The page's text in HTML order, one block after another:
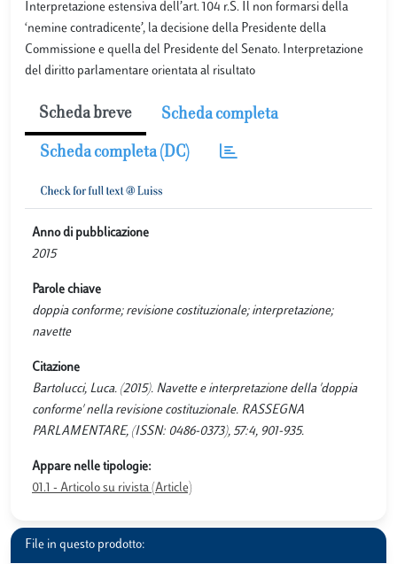
Interpretazione estensiva dell’art. 104 r.S. Il non formarsi della
‘nemine contradicente’, la decisione della Presidente della
Commissione e quella del Presidente del Senato. Interpretazione
del diritto parlamentare orientata al risultato
Scheda breve Scheda completa
Scheda completa (DC)
Anno di pubblicazione
2015
Parole chiave
doppia conforme; revisione costituzionale; interpretazione;
navette
Citazione
Bartolucci, Luca. (2015). Navette e interpretazione della 'doppia
conforme' nella revisione costituzionale. RASSEGNA
PARLAMENTARE, (ISSN: 0486-0373), 57:4, 901-935.
Appare nelle tipologie:
01.1 - Articolo su rivista (Article)
File in questo prodotto: